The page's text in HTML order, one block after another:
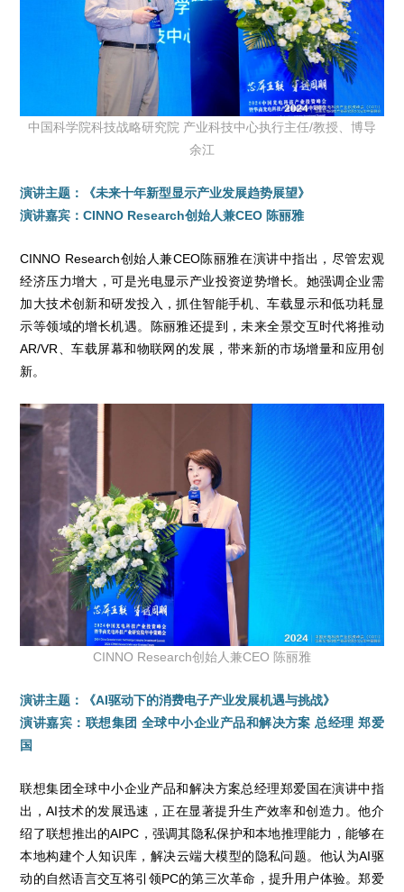
中国科学院科技战略研究院 产业科技中心执行主任/教授、博导
余江
演讲主题：《未来十年新型显示产业发展趋势展望》
演讲嘉宾：CINNO Research创始人兼CEO 陈丽雅
CINNO Research创始人兼CEO陈丽雅在演讲中指出，尽管宏观
经济压力增大，可是光电显示产业投资逆势增长。她强调企业需
加大技术创新和研发投入，抓住智能手机、车载显示和低功耗显
示等领域的增长机遇。陈丽雅还提到，未来全景交互时代将推动
AR/VR、车载屏幕和物联网的发展，带来新的市场增量和应用创
新。
CINNO Research创始人兼CEO 陈丽雅
演讲主题：《AI驱动下的消费电子产业发展机遇与挑战》
演讲嘉宾：联想集团 全球中小企业产品和解决方案 总经理 郑爱
国
联想集团全球中小企业产品和解决方案总经理郑爱国在演讲中指
出，AI技术的发展迅速，正在显著提升生产效率和创造力。他介
绍了联想推出的AIPC，强调其隐私保护和本地推理能力，能够在
本地构建个人知识库，解决云端大模型的隐私问题。他认为AI驱
动的自然语言交互将引领PC的第三次革命，提升用户体验。郑爱